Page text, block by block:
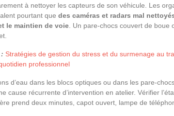
à nettoyer les capteurs de son véhicule. Les
pourtant que des caméras et radars mal
le maintien de voie . Un pare-chocs couvert de
Stratégies de gestion du stress et du surmenage au
professionnel
d’eau dans les blocs optiques ou dans les pare-
cause récurrente d’intervention en atelier. Vérifier
prend deux minutes, capot ouvert, lampe de